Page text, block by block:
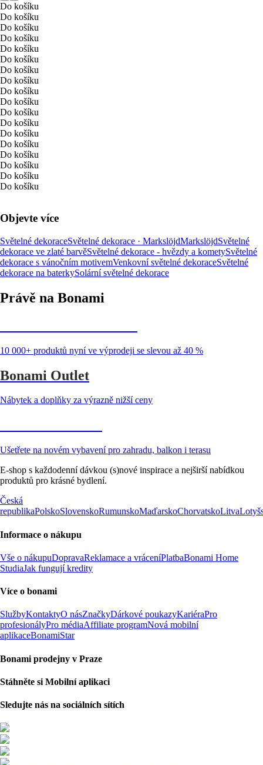
Do košíku
Do košíku
Do košíku
Do košíku
Do košíku
Do košíku
Do košíku
Do košíku
Do košíku
Do košíku
Do košíku
Do košíku
Do košíku
Do košíku
Do košíku
Do košíku
Do košíku
Do košíku
Objevte více
Světelné dekoraceSvětelné dekorace · MarkslöjdMarkslöjdSvětelné
dekorace ve zlaté barvěSvětelné dekorace - hvězdy a kometySvětelné
dekorace s vánočním motivemVenkovní světelné dekoraceSvětelné
dekorace na baterkySolární světelné dekorace
Právě na Bonami
10 000+ produktů nyní ve výprodeji se slevou až 40 %
Bonami Outlet
Nábytek a doplňky za výrazně nižší ceny
Ušetřete na novém vybavení pro zahradu, balkon i terasu
E-shop s každodenní dávkou (s)nové inspirace a nejširší nabídkou
produktů pro krásné bydlení.
Česká
republikaPolskoSlovenskoRumunskoMaďarskoChorvatskoLitva
Informace o nákupu
Vše o nákupuDopravaReklamace a vráceníPlatbaBonami Home
StudiaJak fungují kredity
Více o bonami
SlužbyKontaktyO násZnačkyDárkové poukazyKariéraPro
profesionályPro médiaAffiliate programNová mobilní
aplikaceBonamiStar
Bonami prodejny v Praze
Stáhněte si Mobilní aplikaci
Sledujte nás na sociálních sítích